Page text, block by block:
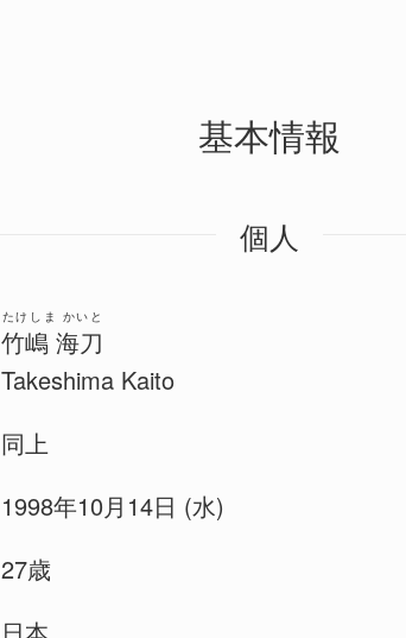
基本情報
個人
竹嶋 海刀
たけしま かいと
Takeshima Kaito
同上
1998年10月14日 (水)
27歳